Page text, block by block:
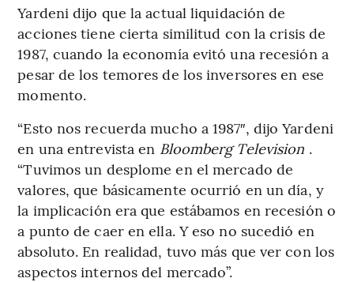
Yardeni dijo que la actual liquidación de
acciones tiene cierta similitud con la crisis de
1987, cuando la economía evitó una recesión a
pesar de los temores de los inversores en ese
momento.
“Esto nos recuerda mucho a 1987″, dijo Yardeni
en una entrevista en Bloomberg Television .
“Tuvimos un desplome en el mercado de
valores, que básicamente ocurrió en un día, y
la implicación era que estábamos en recesión o
a punto de caer en ella. Y eso no sucedió en
absoluto. En realidad, tuvo más que ver con los
aspectos internos del mercado”.